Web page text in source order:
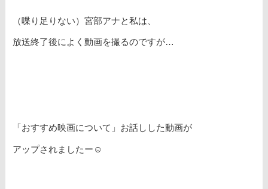
（喋り足りない）宮部アナと私は、
放送終了後によく動画を撮るのですが…
「おすすめ映画について」お話しした動画が
アップされましたー☺